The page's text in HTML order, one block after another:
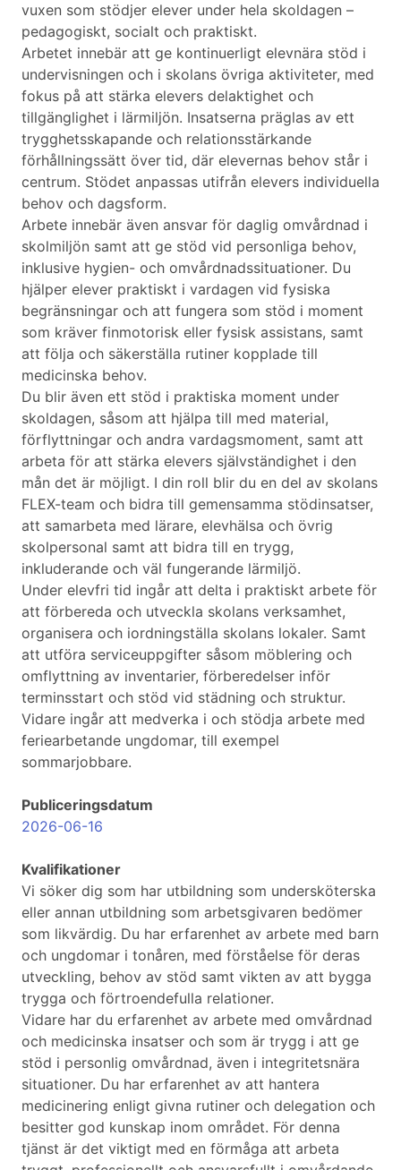
vuxen som stödjer elever under hela skoldagen –
pedagogiskt, socialt och praktiskt.
Arbetet innebär att ge kontinuerligt elevnära stöd i
undervisningen och i skolans övriga aktiviteter, med
fokus på att stärka elevers delaktighet och
tillgänglighet i lärmiljön. Insatserna präglas av ett
trygghetsskapande och relationsstärkande
förhållningssätt över tid, där elevernas behov står i
centrum. Stödet anpassas utifrån elevers individuella
behov och dagsform.
Arbete innebär även ansvar för daglig omvårdnad i
skolmiljön samt att ge stöd vid personliga behov,
inklusive hygien- och omvårdnadssituationer. Du
hjälper elever praktiskt i vardagen vid fysiska
begränsningar och att fungera som stöd i moment
som kräver finmotorisk eller fysisk assistans, samt
att följa och säkerställa rutiner kopplade till
medicinska behov.
Du blir även ett stöd i praktiska moment under
skoldagen, såsom att hjälpa till med material,
förflyttningar och andra vardagsmoment, samt att
arbeta för att stärka elevers självständighet i den
mån det är möjligt. I din roll blir du en del av skolans
FLEX-team och bidra till gemensamma stödinsatser,
att samarbeta med lärare, elevhälsa och övrig
skolpersonal samt att bidra till en trygg,
inkluderande och väl fungerande lärmiljö.
Under elevfri tid ingår att delta i praktiskt arbete för
att förbereda och utveckla skolans verksamhet,
organisera och iordningställa skolans lokaler. Samt
att utföra serviceuppgifter såsom möblering och
omflyttning av inventarier, förberedelser inför
terminsstart och stöd vid städning och struktur.
Vidare ingår att medverka i och stödja arbete med
feriearbetande ungdomar, till exempel
sommarjobbare.
Publiceringsdatum
2026-06-16
Kvalifikationer
Vi söker dig som har utbildning som undersköterska
eller annan utbildning som arbetsgivaren bedömer
som likvärdig. Du har erfarenhet av arbete med barn
och ungdomar i tonåren, med förståelse för deras
utveckling, behov av stöd samt vikten av att bygga
trygga och förtroendefulla relationer.
Vidare har du erfarenhet av arbete med omvårdnad
och medicinska insatser och som är trygg i att ge
stöd i personlig omvårdnad, även i integritetsnära
situationer. Du har erfarenhet av att hantera
medicinering enligt givna rutiner och delegation och
besitter god kunskap inom området. För denna
tjänst är det viktigt med en förmåga att arbeta